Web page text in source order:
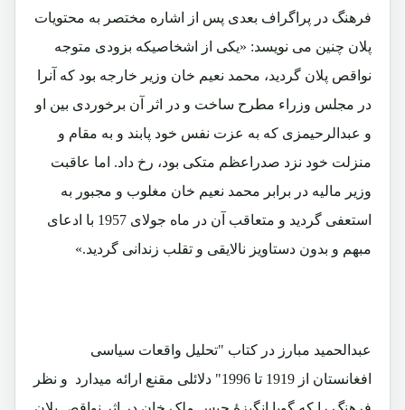
فرهنگ در پراگراف بعدی پس از اشاره مختصر به محتویات
پلان چنین می نویسد: «یکی از اشخاصیکه بزودی متوجه
نواقص پلان گردید، محمد نعیم خان وزیر خارجه بود که آنرا
در مجلس وزراء مطرح ساخت و در اثر آن برخوردی بین او
و عبدالرحیمزی که به عزت نفس خود پابند و به مقام و
منزلت خود نزد صدراعظم متکی بود، رخ داد. اما عاقبت
وزیر مالیه در برابر محمد نعیم خان مغلوب و مجبور به
استعفی گردید و متعاقب آن در ماه جولای 1957 با ادعای
مبهم و بدون دستاویز نالایقی و تقلب زندانی گردید.»
عبدالحمید مبارز در کتاب "تحلیل واقعات سیاسی
افغانستان از 1919 تا 1996" دلائلی مقنع ارائه میدارد و نظر